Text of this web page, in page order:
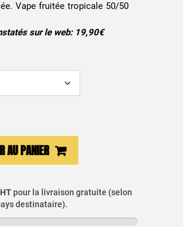
prix :
12,99 €
Vape fruitée tropicale 50/50
sur le web: 19,90€
AU PANIER
HTpour la livraison gratuite (selon
destinataire).